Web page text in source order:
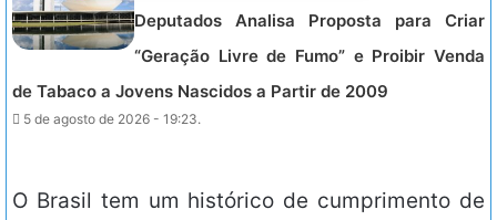
Deputados Analisa Proposta para Criar
“Geração Livre de Fumo” e Proibir Venda
de Tabaco a Jovens Nascidos a Partir de 2009
5 de agosto de 2026 - 19:23.
O Brasil tem um histórico de cumprimento de